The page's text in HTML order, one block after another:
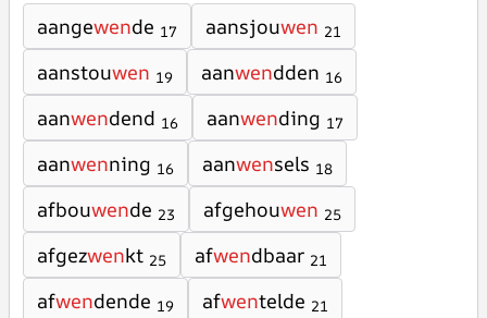
aangewende 17 aansjouwen 21
aanstouwen 19 aanwendden 16
aanwendend 16 aanwending 17
aanwenning 16 aanwensels 18
afbouwende 23 afgehouwen 25
afgezwenkt 25 afwendbaar 21
afwendende 19 afwentelde 21